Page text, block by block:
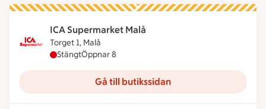
ICA Supermarket Malå
Torget 1, Malå
ICA Supermarket Malå har stängt, öppnar
StängtÖppnar 8
Gå till butikssidan